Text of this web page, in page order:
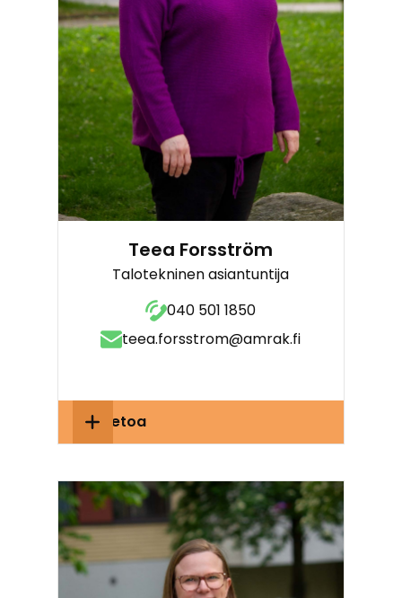
Teea Forsström
Talotekninen asiantuntija
040 501 1850
teea.forsstrom@amrak.fi
Lisätietoa